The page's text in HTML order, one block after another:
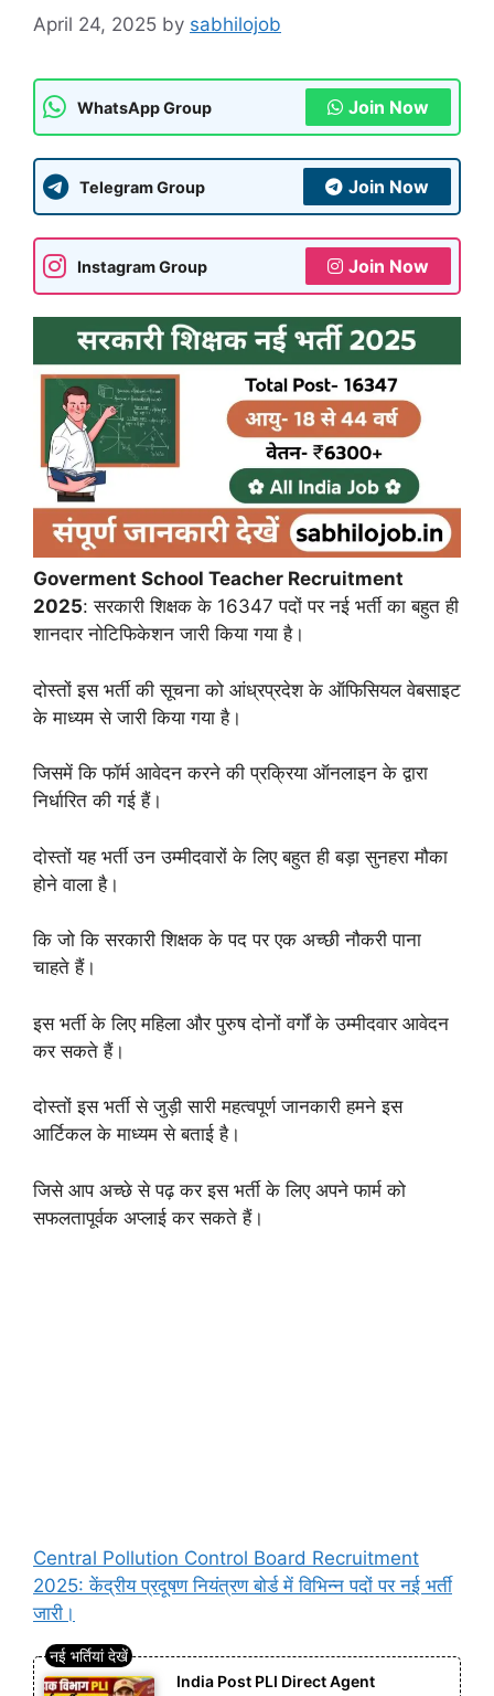
April 24, 2025 by sabhilojob
WhatsApp Group Join Now
Telegram Group Join Now
Instagram Group Join Now
Goverment School Teacher Recruitment
2025: सरकारी शिक्षक के 16347 पदों पर नई भर्ती का बहुत ही
शानदार नोटिफिकेशन जारी किया गया है।
दोस्तों इस भर्ती की सूचना को आंध्रप्रदेश के ऑफिसियल वेबसाइट
के माध्यम से जारी किया गया है।
जिसमें कि फॉर्म आवेदन करने की प्रक्रिया ऑनलाइन के द्वारा
निर्धारित की गई हैं।
दोस्तों यह भर्ती उन उम्मीदवारों के लिए बहुत ही बड़ा सुनहरा मौका
होने वाला है।
कि जो कि सरकारी शिक्षक के पद पर एक अच्छी नौकरी पाना
चाहते हैं।
इस भर्ती के लिए महिला और पुरुष दोनों वर्गों के उम्मीदवार आवेदन
कर सकते हैं।
दोस्तों इस भर्ती से जुड़ी सारी महत्वपूर्ण जानकारी हमने इस
आर्टिकल के माध्यम से बताई है।
जिसे आप अच्छे से पढ़ कर इस भर्ती के लिए अपने फार्म को
सफलतापूर्वक अप्लाई कर सकते हैं।
Central Pollution Control Board Recruitment
2025: केंद्रीय प्रदूषण नियंत्रण बोर्ड में विभिन्न पदों पर नई भर्ती
जारी।
India Post PLI Direct Agent